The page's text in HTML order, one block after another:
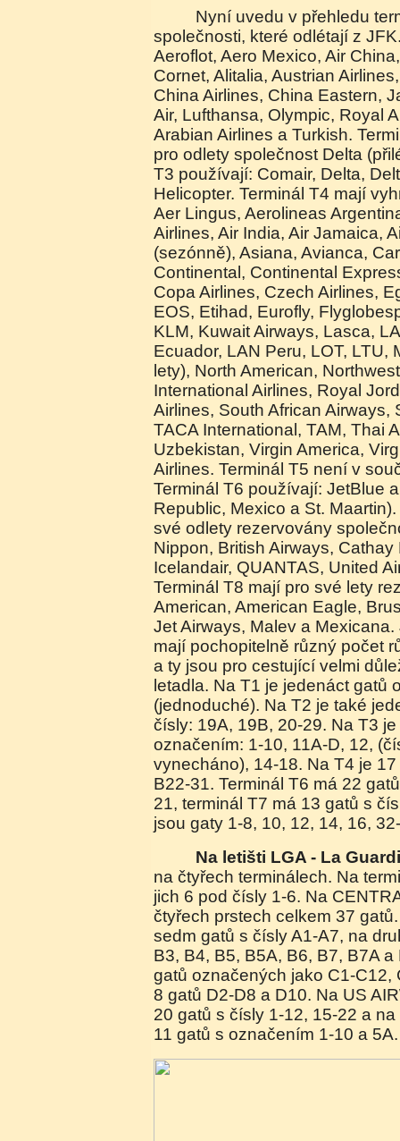
Nyní uvedu v přehledu terminály a letecké
společnosti, které odlétají z
Aeroflot, Aero Mexico, Air
Cornet, Alitalia, Austrian
China Airlines, China Eastern,
Air, Lufthansa, Olympic, Royal
Arabian Airlines a Turkish.
pro odlety společnost Delta
T3 používají: Comair, Delta,
Helicopter. Terminál T4 mají
Aer Lingus, Aerolineas
Airlines, Air India, Air Jamaica,
(sezónně), Asiana, Avianca,
Continental, Continental
Copa Airlines, Czech Airlines,
EOS, Etihad, Eurofly,
KLM, Kuwait Airways, Lasca,
Ecuador, LAN Peru, LOT, LTU,
lety), North American,
International Airlines, Royal
Airlines, South African Airways,
TACA International, TAM, Thai
Uzbekistan, Virgin America,
Airlines. Terminál T5 není v
Terminál T6 používají: JetBlue
Republic, Mexico a St.
své odlety rezervovány
Nippon, British Airways, Cathay
Icelandair, QUANTAS, United
Terminál T8 mají pro své lety
American, American Eagle,
Jet Airways, Malev a
mají pochopitelně různý počet
a ty jsou pro cestující velmi
letadla. Na T1 je jedenáct gatů
(jednoduché). Na T2 je také
čísly: 19A, 19B, 20-29. Na T3
označením: 1-10, 11A-D, 12,
vynecháno), 14-18. Na T4 je
B22-31. Terminál T6 má 22
21, terminál T7 má 13 gatů s
jsou gaty 1-8, 10, 12, 14, 16,
Na letišti LGA - La
na čtyřech terminálech. Na
jich 6 pod čísly 1-6. Na
čtyřech prstech celkem 37
sedm gatů s čísly A1-A7, na
B3, B4, B5, B5A, B6, B7, B7A
gatů označených jako C1-C12,
8 gatů D2-D8 a D10. Na US
20 gatů s čísly 1-12, 15-22 a
11 gatů s označením 1-10 a 5A.